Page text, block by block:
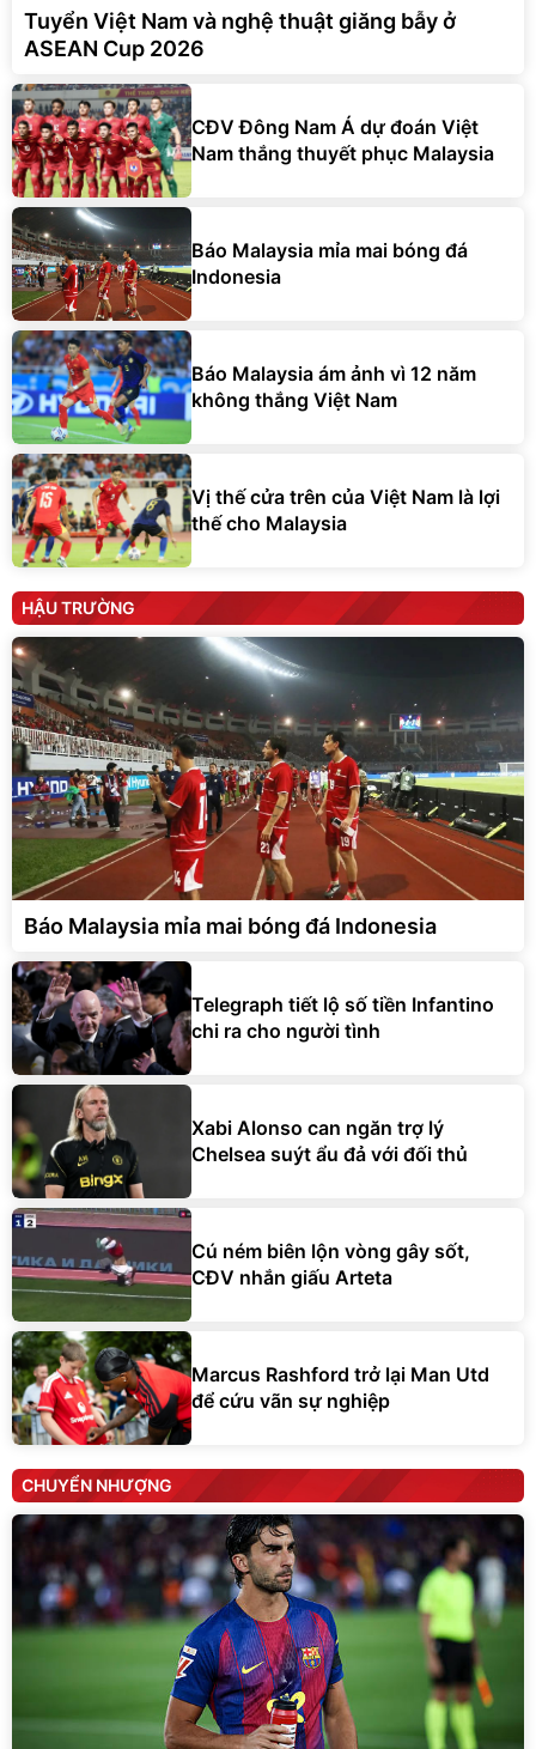
Tuyển Việt Nam và nghệ thuật giăng bẫy ở
ASEAN Cup 2026
CĐV Đông Nam Á dự đoán Việt
Nam thắng thuyết phục Malaysia
Báo Malaysia mỉa mai bóng đá
Indonesia
Báo Malaysia ám ảnh vì 12 năm
không thắng Việt Nam
Vị thế cửa trên của Việt Nam là lợi
thế cho Malaysia
HẬU TRƯỜNG
Báo Malaysia mỉa mai bóng đá Indonesia
Telegraph tiết lộ số tiền Infantino
chi ra cho người tình
Xabi Alonso can ngăn trợ lý
Chelsea suýt ẩu đả với đối thủ
Cú ném biên lộn vòng gây sốt,
CĐV nhắn giấu Arteta
Marcus Rashford trở lại Man Utd
để cứu vãn sự nghiệp
CHUYỂN NHƯỢNG